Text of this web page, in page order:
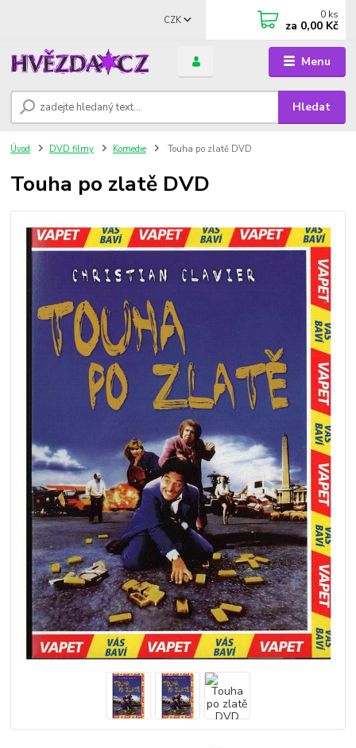
Menu
CZK
Hledat
0 ks
za 0,00 Kč
Úvod DVD filmy Komedie Touha po zlatě DVD
Touha po zlatě DVD